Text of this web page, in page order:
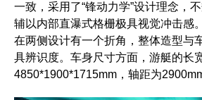
一致，采用了“锋动力学”设计理念，
辅以内部直瀑式格栅极具视觉冲击感
在两侧设计有一个折角，整体造型与
具辨识度。车身尺寸方面，游艇的长
4850*1900*1715mm，轴距为2900mm